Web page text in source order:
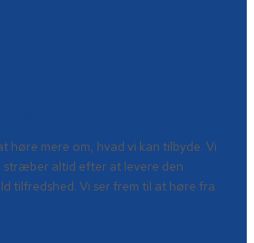
høre mere om, hvad vi kan tilbyde. Vi
stræber altid efter at levere den
tilfredshed. Vi ser frem til at høre fra